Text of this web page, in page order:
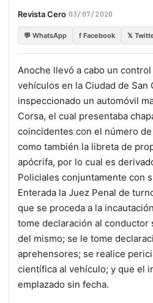
Revista Cero·03/07/2020
💬 WhatsApp f Facebook 𝕏
Anoche llevó a cabo un
vehículos en la Ciudad de San
inspeccionado un automóvil
Corsa, el cual presentaba
coincidentes con el número
como también la libreta de
apócrifa, por lo cual es
Policiales conjuntamente con
Enterada la Juez Penal de
que se proceda a la
tome declaración al conductor
del mismo; se le tome
aprehensores; se realice
científica al vehículo; y que el
emplazado sin fecha.